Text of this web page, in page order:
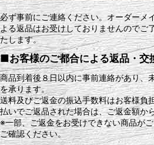
必ず事前にご連絡ください。オーダーメ
よる返品はお受けしておりませんのでご
たします。
■お客様のご都合による返品・交
商品到着後８日以内に事前連絡があり、
を承ります。
送料及びご返金の振込手数料はお客様負
払いでご返品された場合は、ご返金額か
※一部、ご返金をお受けできない商品が
ご確認ください。